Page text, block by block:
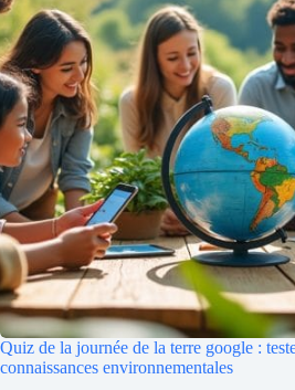
Quiz de la journée de la terre google :
connaissances environnementales